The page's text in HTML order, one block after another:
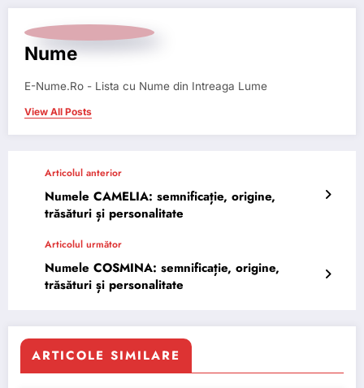
Nume
E-Nume.Ro - Lista cu Nume din Intreaga Lume
View All Posts
Articolul anterior
Numele CAMELIA: semnificație, origine,
trăsături și personalitate
Articolul următor
Numele COSMINA: semnificație, origine,
trăsături și personalitate
ARTICOLE SIMILARE